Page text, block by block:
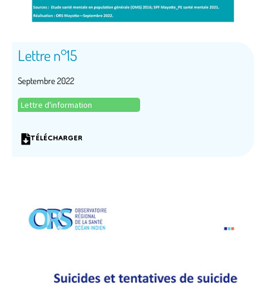
Lettre n°15
Septembre 2022
Lettre d'information
TÉLÉCHARGER